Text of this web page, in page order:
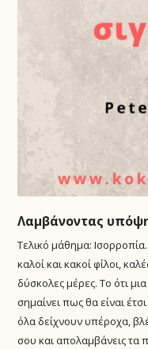
Λαμβάνοντας
Τελικό μάθημα:
καλοί και κακοί φίλοι,
δύσκολες μέρες. Το ότι
σημαίνει πως θα είναι
όλα δείχνουν υπέροχα,
σου και απολαμβάνεις τα